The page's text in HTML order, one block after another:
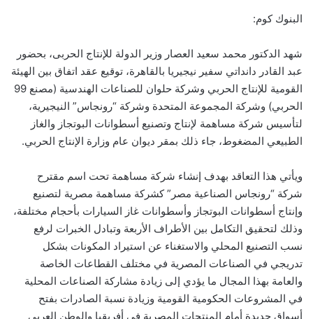
البنوك كوم:
شهد الدكتور محمد سعيد العصار وزير الدولة للإنتاج الحربى، بحضور
عبد القادر دانداتي سفير نيجيريا بالقاهرة، توقيع عقد اتفاق بين الهيئة
القومية للإنتاج الحربي وشركة حلوان للصناعات الهندسية (مصنع 99
الحربي) وشركة المجموعة المتحدة وشركة “رونجاس” النيجيرية،
لتأسيس شركة مساهمة لإنتاج وتصنيع أسطوانات البوتجاز والغاز
الطبيعي المضغوط، جاء ذلك بمقر ديوان عام وزارة الإنتاج الحربي.
ويأتي هذا التعاقد بهدف إنشاء شركة مساهمة تحت اسم مقترح
شركة “رونجاس الصناعية مصر” كشركة مساهمة مصرية لتصنيع
وإنتاج أسطوانات البوتجاز وأسطوانات غاز السيارات بأحجام مختلفة،
وذلك لتحقيق التكامل بين الأطراف الأربعة وتبادل الخبرات لرفع
نسب التصنيع المحلي والاستغناء عن استيراد المكونات بشكل
تدريجي في الصناعات المصرية في مختلف القطاعات الخاصة
والعامة بهذا المجال ما يؤدي إلى زيادة مشاركة الصناعات المحلية
في المشروعات الحكومية القومية وزيادة نسبة الصادرات بفتح
أسواق جديدة أمام المنتجات المصرية في أفريقيا والوطن العربي